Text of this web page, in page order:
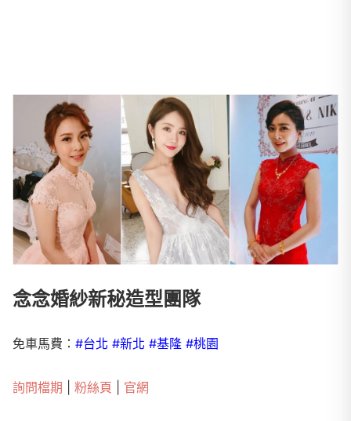
念念婚紗新秘造型團隊
免車馬費： #台北 #新北 #基隆 #桃園
詢問檔期 粉絲頁 官網